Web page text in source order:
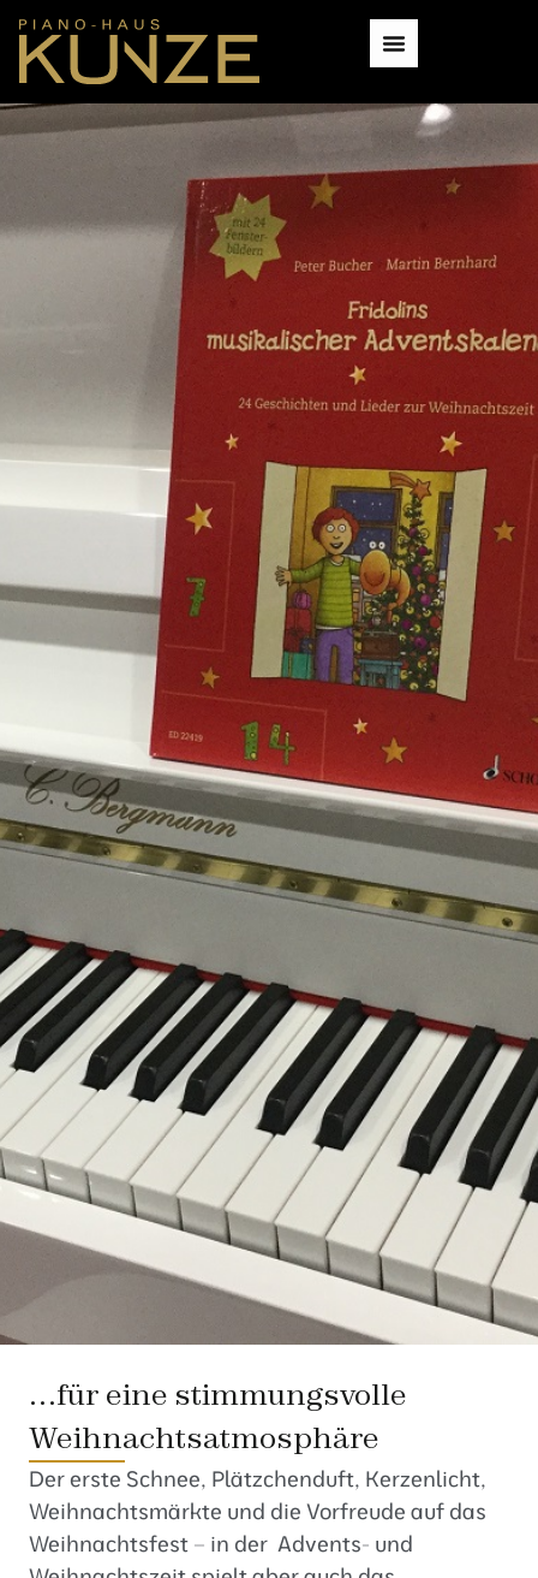
…für eine stimmungsvolle
Weihnachtsatmosphäre
Der erste Schnee, Plätzchenduft, Kerzenlicht,
Weihnachtsmärkte und die Vorfreude auf das
Weihnachtsfest – in der Advents- und